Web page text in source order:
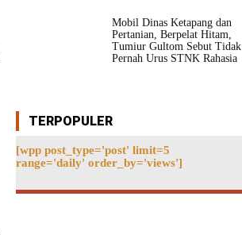
Mobil Dinas Ketapang dan
Pertanian, Berpelat Hitam,
Tumiur Gultom Sebut Tidak
Pernah Urus STNK Rahasia
TERPOPULER
[wpp post_type='post' limit=5
range='daily' order_by='views']